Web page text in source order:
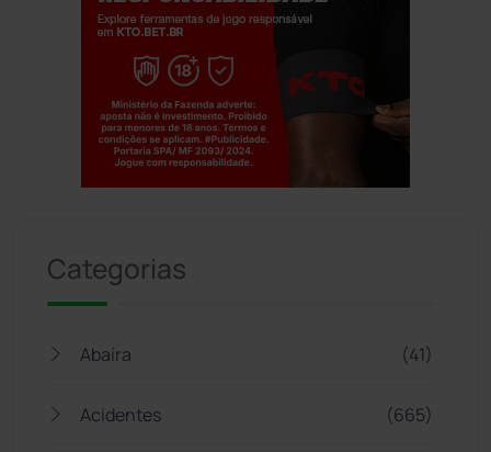
Categorias
Abaíra (41)
Acidentes (665)